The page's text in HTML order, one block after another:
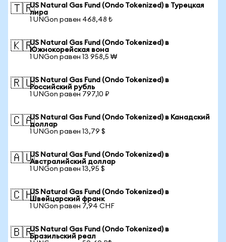
🇹🇷US Natural Gas Fund (Ondo Tokenized) в Турецкая
лира
1 UNGon равен 468,48 ₺
🇰🇷US Natural Gas Fund (Ondo Tokenized) в
Южнокорейская вона
1 UNGon равен 13 958,5 ₩
🇷🇺US Natural Gas Fund (Ondo Tokenized) в
Российский рубль
1 UNGon равен 797,10 ₽
🇨🇦US Natural Gas Fund (Ondo Tokenized) в Канадский
доллар
1 UNGon равен 13,79 $
🇦🇺US Natural Gas Fund (Ondo Tokenized) в
Австралийский доллар
1 UNGon равен 13,95 $
🇨🇭US Natural Gas Fund (Ondo Tokenized) в
Швейцарский франк
1 UNGon равен 7,94 CHF
🇧🇷US Natural Gas Fund (Ondo Tokenized) в
Бразильский реал